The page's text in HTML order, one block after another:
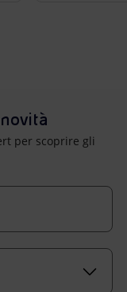
per scoprire gli